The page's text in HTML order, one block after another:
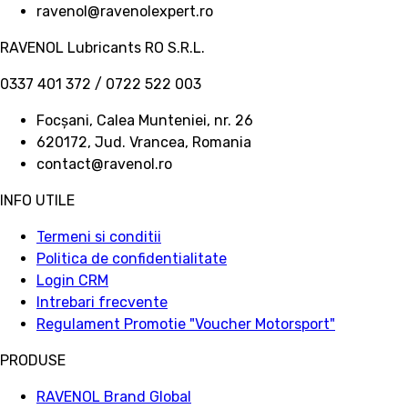
ravenol@ravenolexpert.ro
RAVENOL Lubricants RO S.R.L.
0337 401 372 / 0722 522 003
Focșani, Calea Munteniei, nr. 26
620172, Jud. Vrancea, Romania
contact@ravenol.ro
INFO UTILE
Termeni si conditii
Politica de confidentialitate
Login CRM
Intrebari frecvente
Regulament Promotie "Voucher Motorsport"
PRODUSE
RAVENOL Brand Global